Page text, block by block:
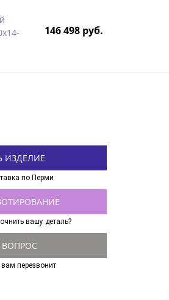
146 498 руб.
ИЗДЕЛИЕ
по Перми
вашу деталь?
перезвонит